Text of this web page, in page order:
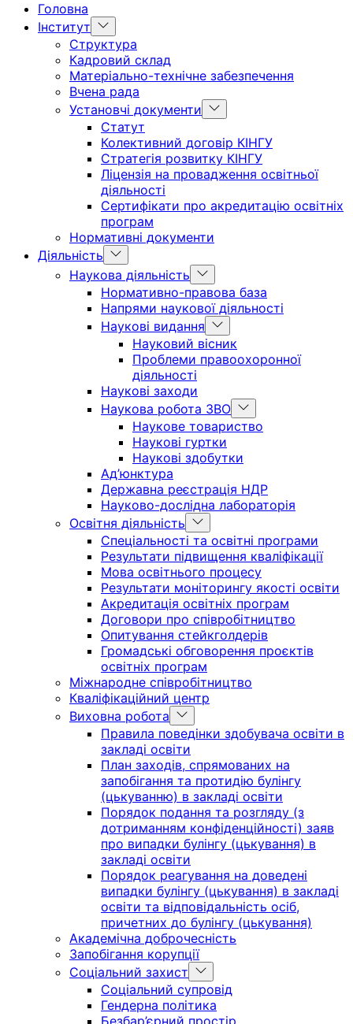
Головна
Інститут
Show
sub
menu
Структура
Кадровий склад
Матеріально-технічне забезпечення
Вчена рада
Установчі документи
Show
sub
Статут
Колективний договір КІНГУ
Стратегія розвитку КІНГУ
Ліцензія на провадження освітньої
діяльності
Сертифікати про акредитацію освітніх
програм
Нормативні документи
Діяльність
Show
sub
menu
Наукова діяльність
Show
sub
menu
Нормативно-правова база
Напрями наукової діяльності
Наукові видання
Show
sub
menu
Науковий вісник
Проблеми правоохоронної
діяльності
Наукові заходи
Наукова робота ЗВО Show
sub
menu
Наукове товариство
Наукові гуртки
Наукові здобутки
Ад’юнктура
Державна реєстрація НДР
Науково-дослідна лабораторія
Освітня діяльність
Show
sub
menu
Спеціальності та освітні програми
Результати підвищення кваліфікації
Мова освітнього процесу
Результати моніторингу якості освіти
Акредитація освітніх програм
Договори про співробітництво
Опитування стейкголдерів
Громадські обговорення проєктів
освітніх програм
Міжнародне співробітництво
Кваліфікаційний центр
Виховна робота
Show
sub
menu
Правила поведінки здобувача освіти в
закладі освіти
План заходів, спрямованих на
запобігання та протидію булінгу
(цькуванню) в закладі освіти
Порядок подання та розгляду (з
дотриманням конфіденційності) заяв
про випадки булінгу (цькування) в
закладі освіти
Порядок реагування на доведені
випадки булінгу (цькування) в закладі
освіти та відповідальність осіб,
причетних до булінгу (цькування)
Академічна доброчесність
Запобігання корупції
Соціальний захист
Show
sub
menu
Соціальний супровід
Гендерна політика